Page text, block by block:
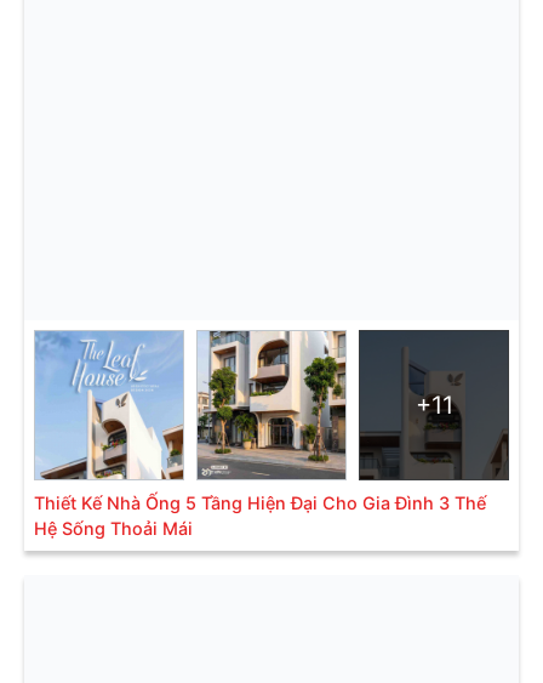
+11
Thiết Kế Nhà Ống 5 Tầng Hiện Đại Cho Gia Đình 3 Thế
Hệ Sống Thoải Mái